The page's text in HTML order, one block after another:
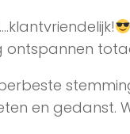
en gedanst.